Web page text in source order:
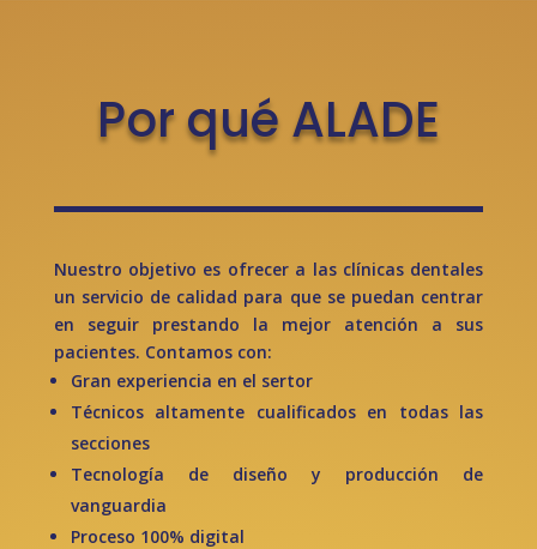
Por qué ALADE
Nuestro objetivo es ofrecer a las clínicas dentales
un servicio de calidad para que se puedan centrar
en seguir prestando la mejor atención a sus
pacientes. Contamos con:
Gran experiencia en el sertor
Técnicos altamente cualificados en todas las
secciones
Tecnología de diseño y producción de
vanguardia
Proceso 100% digital